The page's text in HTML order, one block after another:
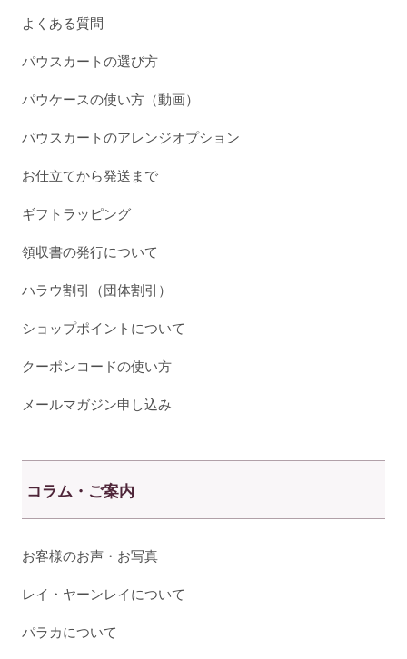
よくある質問
パウスカートの選び方
パウケースの使い方（動画）
パウスカートのアレンジオプション
お仕立てから発送まで
ギフトラッピング
領収書の発行について
ハラウ割引（団体割引）
ショップポイントについて
クーポンコードの使い方
メールマガジン申し込み
コラム・ご案内
お客様のお声・お写真
レイ・ヤーンレイについて
パラカについて